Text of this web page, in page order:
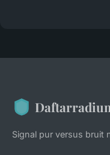
Signal pur versus bruit